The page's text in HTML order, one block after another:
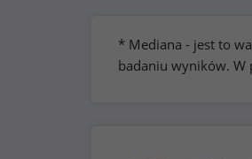
* Mediana - jest to
badaniu wyników. W